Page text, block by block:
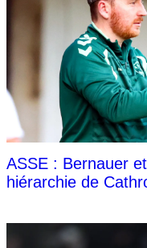
ASSE : Bernauer
hiérarchie de